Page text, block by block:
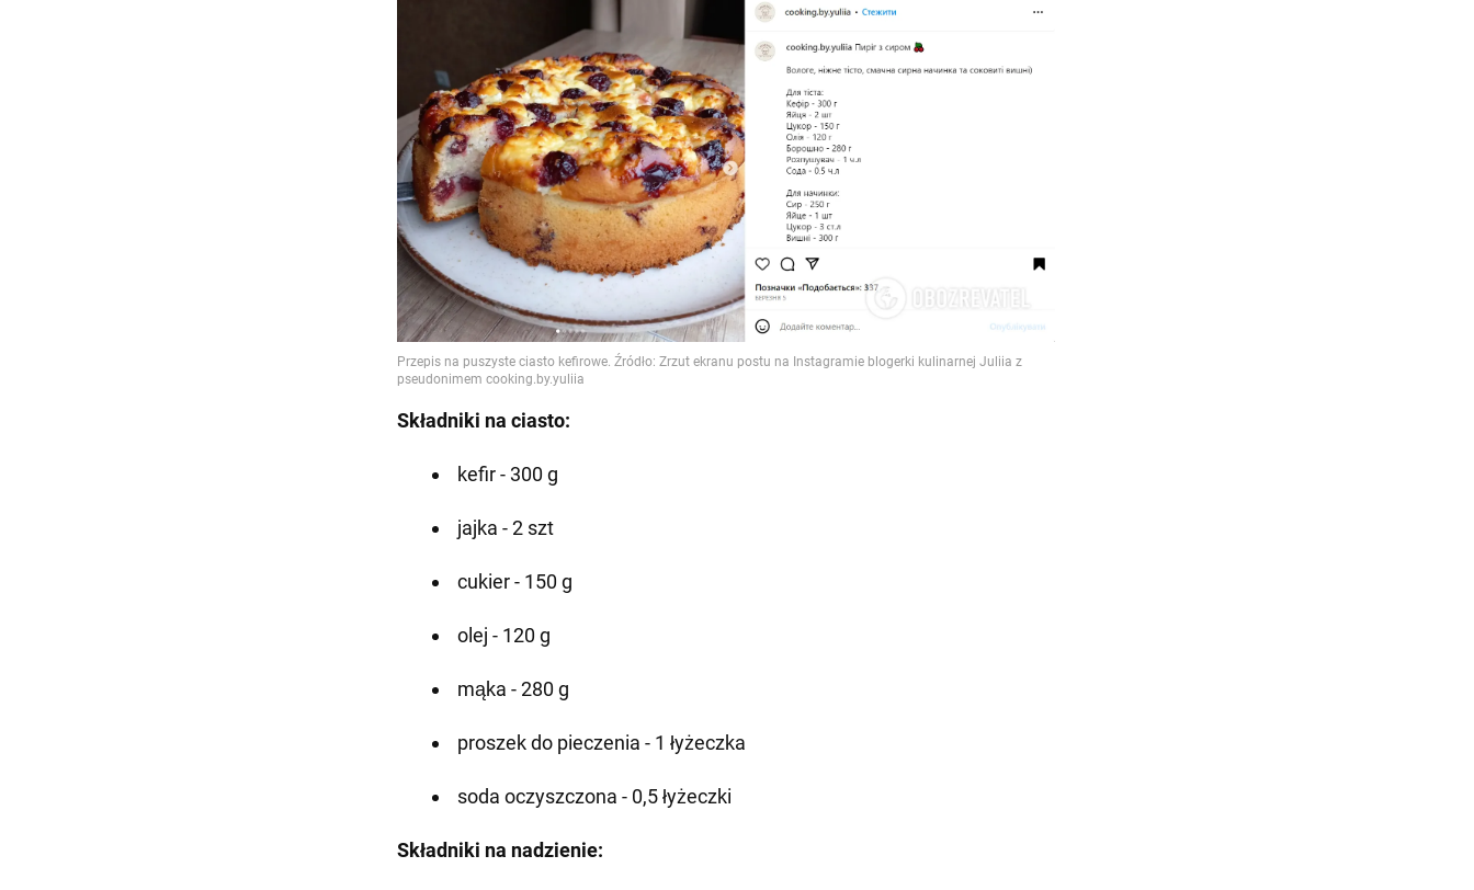
Składniki na ciasto:
kefir - 300 g
jajka - 2 szt
cukier - 150 g
olej - 120 g
mąka - 280 g
proszek do pieczenia - 1 łyżeczka
soda oczyszczona - 0,5 łyżeczki
Składniki na nadzienie: